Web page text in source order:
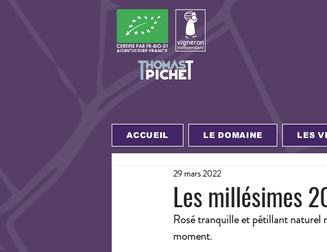
ACCUEIL LE DOMAINE LES
Les millésimes
29 mars 2022
Rosé tranquille et pétillant naturel
moment.